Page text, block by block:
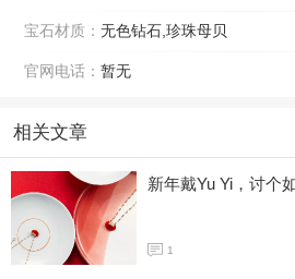
宝石材质： 无色钻石,珍珠母贝
官网电话： 暂无
相关文章
新年戴Yu Yi，讨个
1